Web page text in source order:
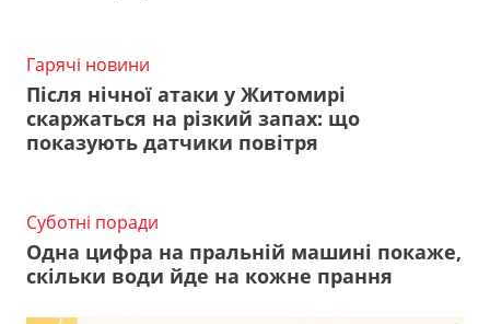
Гарячі новини
Після нічної атаки у Житомирі
скаржаться на різкий запах: що
показують датчики повітря
Суботні поради
Одна цифра на пральній машині покаже,
скільки води йде на кожне прання